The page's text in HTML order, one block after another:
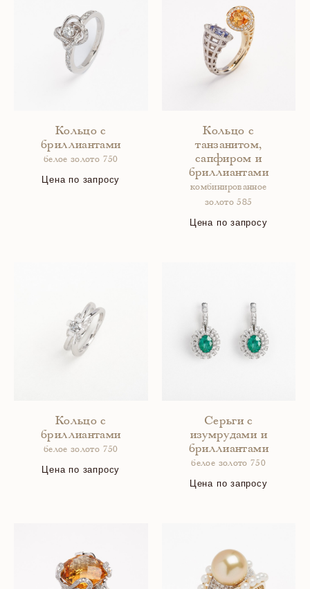
Кольцо с
бриллиантами
белое золото 750
Цена по запросу
Кольцо с
танзанитом,
сапфиром и
бриллиантами
комбинированное
золото 585
Цена по запросу
Кольцо с
бриллиантами
белое золото 750
Цена по запросу
Серьги с
изумрудами и
бриллиантами
белое золото 750
Цена по запросу